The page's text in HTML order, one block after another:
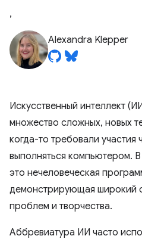
,
Alexandra Klepper
Искусственный интеллект
множество сложных, новых
когда-то требовали участия
выполняться компьютером.
это нечеловеческая
демонстрирующая широкий
проблем и творчества.
Аббревиатура ИИ часто